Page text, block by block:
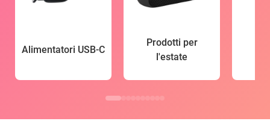
Alimentatori USB-C
Prodotti per
l'estate